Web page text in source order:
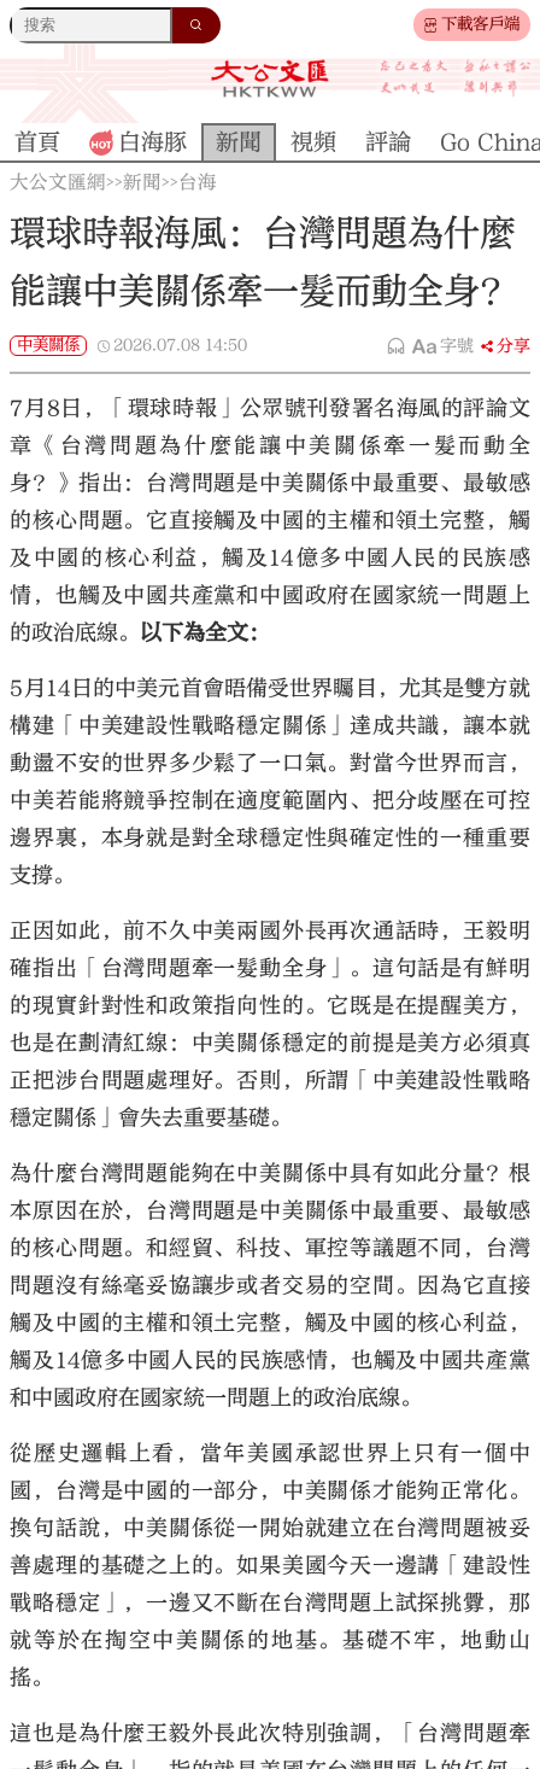
下載客戶端
大公文匯
首頁 白海豚 新聞 視頻 評論 Go
大公文匯網>>新聞>> 台海
環球時報海風：台灣問題為什麼
能讓中美關係牽一髮而動全身？
中美關係 2026.07.08 14:50 字號 分享
7月8日，「環球時報」公眾號刊發署名海風的評論文
章《台灣問題為什麼能讓中美關係牽一髮而動全
身？》指出：台灣問題是中美關係中最重要、最敏感
的核心問題。它直接觸及中國的主權和領土完整，觸
及中國的核心利益，觸及14億多中國人民的民族感
情，也觸及中國共產黨和中國政府在國家統一問題上
的政治底線。 以下為全文：
5月14日的中美元首會晤備受世界矚目，尤其是雙方就
構建「中美建設性戰略穩定關係」達成共識，讓本就
動盪不安的世界多少鬆了一口氣。對當今世界而言，
中美若能將競爭控制在適度範圍內、把分歧壓在可控
邊界裏，本身就是對全球穩定性與確定性的一種重要
支撐。
正因如此，前不久中美兩國外長再次通話時，王毅明
確指出「台灣問題牽一髮動全身」。這句話是有鮮明
的現實針對性和政策指向性的。它既是在提醒美方，
也是在劃清紅線：中美關係穩定的前提是美方必須真
正把涉台問題處理好。否則，所謂「中美建設性戰略
穩定關係」會失去重要基礎。
為什麼台灣問題能夠在中美關係中具有如此分量？根
本原因在於，台灣問題是中美關係中最重要、最敏感
的核心問題。和經貿、科技、軍控等議題不同，台灣
問題沒有絲毫妥協讓步或者交易的空間。因為它直接
觸及中國的主權和領土完整，觸及中國的核心利益，
觸及14億多中國人民的民族感情，也觸及中國共產黨
和中國政府在國家統一問題上的政治底線。
從歷史邏輯上看，當年美國承認世界上只有一個中
國，台灣是中國的一部分，中美關係才能夠正常化。
換句話說，中美關係從一開始就建立在台灣問題被妥
善處理的基礎之上的。如果美國今天一邊講「建設性
戰略穩定」，一邊又不斷在台灣問題上試探挑釁，那
就等於在掏空中美關係的地基。基礎不牢，地動山
搖。
這也是為什麼王毅外長此次特別強調，「台灣問題牽